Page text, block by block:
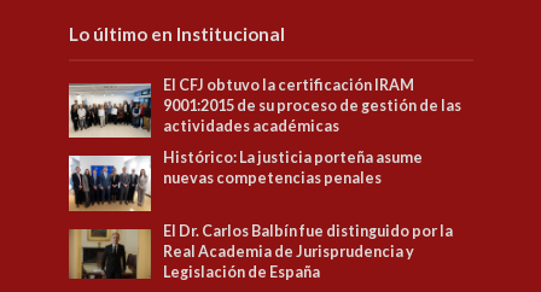
Lo último en Institucional
El CFJ obtuvo la certificación IRAM
9001:2015 de su proceso de gestión de las
actividades académicas
Histórico: La justicia porteña asume
nuevas competencias penales
El Dr. Carlos Balbín fue distinguido por la
Real Academia de Jurisprudencia y
Legislación de España